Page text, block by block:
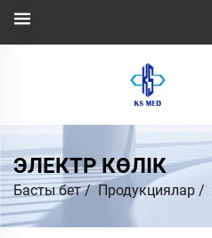
ЭЛЕКТР КӨЛІК
Басты бет/Продукциялар /